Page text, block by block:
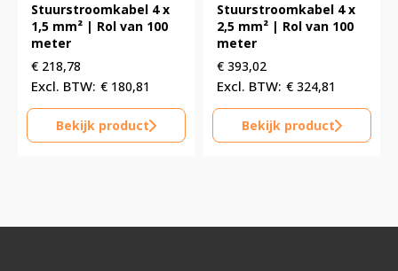
Stuurstroomkabel 4 x
1,5 mm² | Rol van 100
meter
€ 218,78
€ 180,81
Bekijk product
Stuurstroomkabel 4 x
2,5 mm² | Rol van 100
meter
€ 393,02
€ 324,81
Bekijk product